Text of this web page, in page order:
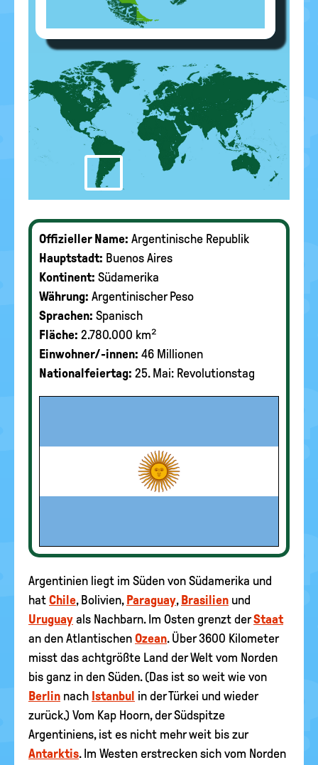
Offizieller Name: Argentinische Republik
Hauptstadt: Buenos Aires
Kontinent: Südamerika
Währung: Argentinischer Peso
Sprachen: Spanisch
Fläche: 2.780.000 km²
Einwohner/-innen: 46 Millionen
Nationalfeiertag: 25. Mai: Revolutionstag
Argentinien liegt im Süden von Südamerika und
hat Chile, Bolivien, Paraguay, Brasilien und
Uruguay als Nachbarn. Im Osten grenzt derStaat
an den Atlantischen Ozean. Über 3600 Kilometer
misst das achtgrößte Land der Welt vom Norden
bis ganz in den Süden. (Das ist so weit wie von
Berlin nach Istanbul in der Türkei und wieder
zurück.) Vom Kap Hoorn, der Südspitze
Argentiniens, ist es nicht mehr weit bis zur
Antarktis. Im Westen erstrecken sich vom Norden